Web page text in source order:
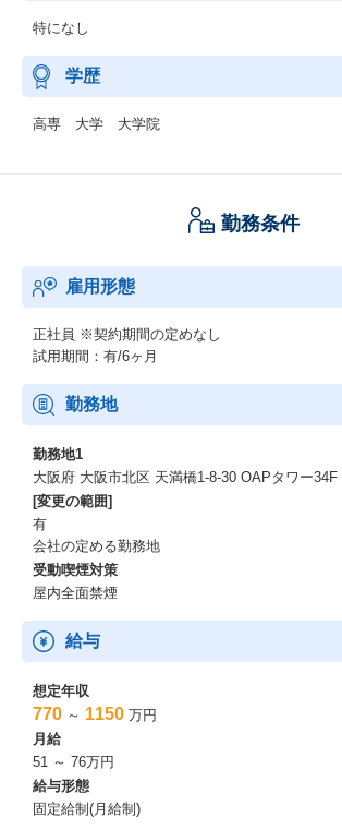
特になし
学歴
高専 大学 大学院
勤務条件
雇用形態
正社員 ※契約期間の定めなし
試用期間：有/6ヶ月
勤務地
勤務地1
大阪府 大阪市北区 天満橋1-8-30 OAPタワー34F
[変更の範囲]
有
会社の定める勤務地
受動喫煙対策
屋内全面禁煙
給与
想定年収
770 ～ 1150 万円
月給
51 ～ 76万円
給与形態
固定給制(月給制)